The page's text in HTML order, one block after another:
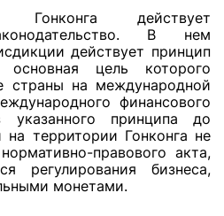
действует
В нем
действует принцип
основная цель которого
страны на международной
финансового
принципа до
на территории Гонконга не
правового акта,
регулирования бизнеса,
монетами.